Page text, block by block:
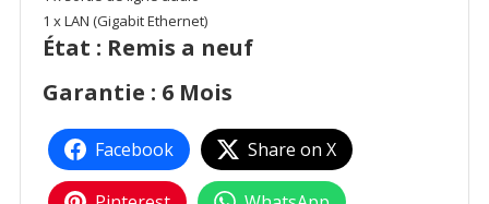
1 x LAN (Gigabit Ethernet)
État : Remis a neuf
Garantie : 6 Mois
Facebook Share on X